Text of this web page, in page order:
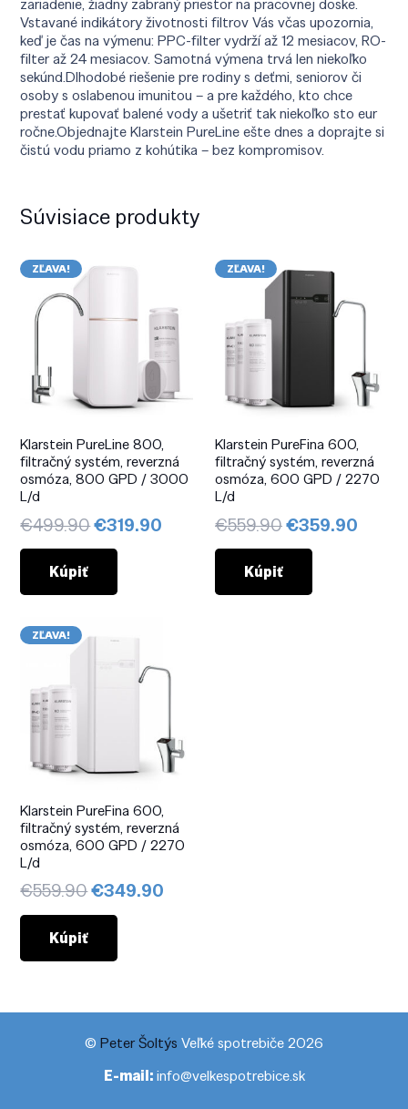
Vstavané indikátory životnosti filtrov Vás včas upozornia,
keď je čas na výmenu: PPC-filter vydrží až 12 mesiacov, RO-
filter až 24 mesiacov. Samotná výmena trvá len niekoľko
sekúnd.Dlhodobé riešenie pre rodiny s deťmi, seniorov či
osoby s oslabenou imunitou – a pre každého, kto chce
prestať kupovať balené vody a ušetriť tak niekoľko sto eur
ročne.Objednajte Klarstein PureLine ešte dnes a doprajte si
čistú vodu priamo z kohútika – bez kompromisov.
Súvisiace produkty
ZĽAVA!
Klarstein PureLine 800,
filtračný systém, reverzná
osmóza, 800 GPD / 3000
L/d
€499.90Pôvodná
cena
€499.90.
€319.90 Aktuálna
€319.90.
Kúpiť
ZĽAVA!
Klarstein PureFina 600,
filtračný systém, reverzná
osmóza, 600 GPD / 2270
L/d
€559.90Pôvodná
cena
€559.90.
€359.90
Kúpiť
ZĽAVA!
Klarstein PureFina 600,
filtračný systém, reverzná
osmóza, 600 GPD / 2270
L/d
€559.90Pôvodná
cena
€559.90.
€349.90
Kúpiť
© Peter Šoltýs Veľké spotrebiče 2026
E-mail:info@velkespotrebice.sk